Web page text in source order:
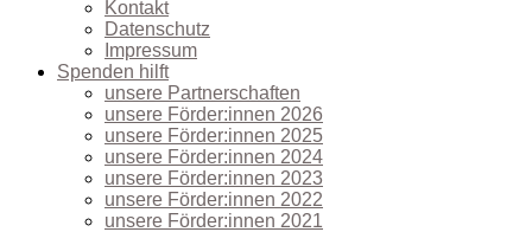
Kontakt
Datenschutz
Impressum
Spenden hilft
unsere Partnerschaften
unsere Förder:innen 2026
unsere Förder:innen 2025
unsere Förder:innen 2024
unsere Förder:innen 2023
unsere Förder:innen 2022
unsere Förder:innen 2021